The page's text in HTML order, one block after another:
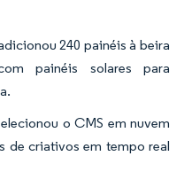
240 painéis à beira
painéis solares para
o CMS em nuvem
de criativos em tempo real